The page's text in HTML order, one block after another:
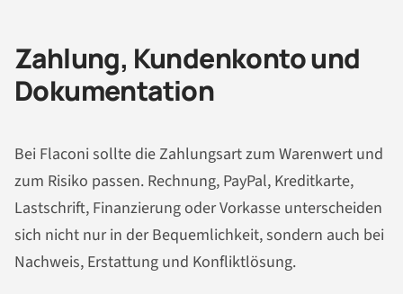
Zahlung, Kundenkonto und
Dokumentation
Bei Flaconi sollte die Zahlungsart zum Warenwert und
zum Risiko passen. Rechnung, PayPal, Kreditkarte,
Lastschrift, Finanzierung oder Vorkasse unterscheiden
sich nicht nur in der Bequemlichkeit, sondern auch bei
Nachweis, Erstattung und Konfliktlösung.